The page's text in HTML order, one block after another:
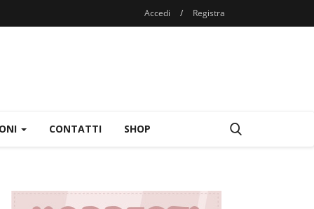
Accedi / Registra
CONTATTI SHOP